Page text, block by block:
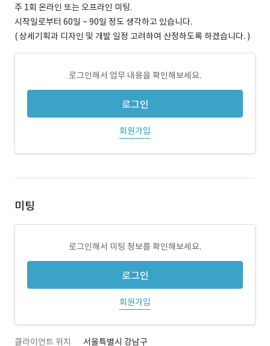
주 1회 온라인 또는 오프라인 미팅.
시작일로부터 60일 ~ 90일 정도 생각하고 있습니다.
( 상세기획과 디자인 및 개발 일정 고려하여 산정하도록 하겠습니다. )
로그인해서 업무 내용을 확인해보세요.
로그인
회원가입
미팅
로그인해서 미팅 정보를 확인해보세요.
로그인
회원가입
클라이언트 위치 서울특별시 강남구